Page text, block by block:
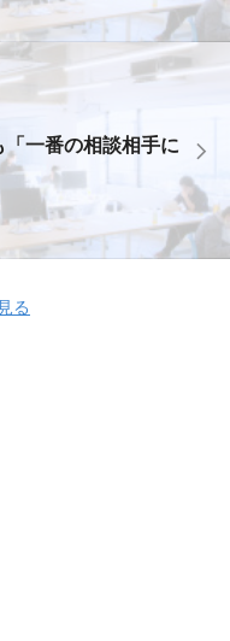
「一番の相談相手に
る